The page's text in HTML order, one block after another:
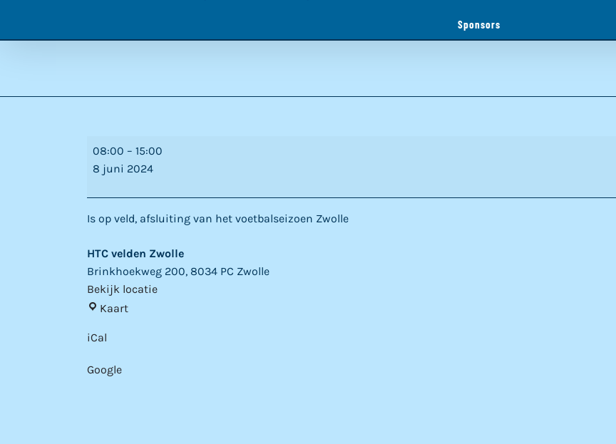
Sponsors
HTC
toernooi
08:00 – 15:00
8 juni 2024
Is op veld, afsluiting van het voetbalseizoen Zwolle
HTC velden Zwolle
Brinkhoekweg 200, 8034 PC Zwolle
Bekijk locatie
KaartHTC
iCal
Google